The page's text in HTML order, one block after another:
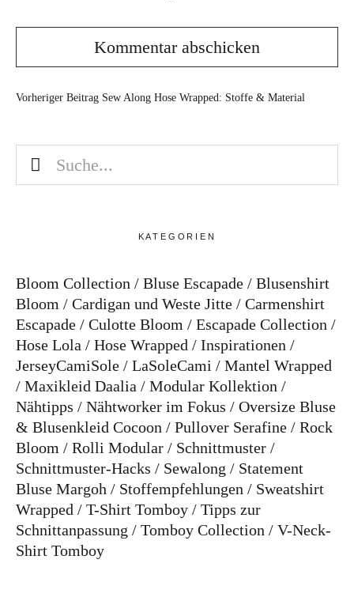
Vorheriger Beitrag Sew Along Hose Wrapped: Stoffe & Material
KATEGORIEN
Bloom Collection Bluse Escapade
Blusenshirt
Bloom
Cardigan und Weste Jitte
Carmenshirt
Escapade
Culotte Bloom
Escapade Collection
Hose Lola
Hose Wrapped
Inspirationen
JerseyCamiSole
LaSoleCami
Mantel Wrapped
Maxikleid Daalia
Modular Kollektion
Nähtipps
Nähtworker im Fokus
Oversize Bluse
& Blusenkleid Cocoon
Pullover Serafine
Rock
Bloom
Rolli Modular
Schnittmuster
Schnittmuster-Hacks
Sewalong
Statement
Bluse Margoh
Stoffempfehlungen
Sweatshirt
Wrapped
T-Shirt Tomboy
Tipps zur
Schnittanpassung
Tomboy Collection
V-Neck-
Shirt Tomboy